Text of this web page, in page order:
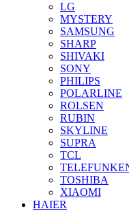
LG
MYSTERY
SAMSUNG
SHARP
SHIVAKI
SONY
PHILIPS
POLARLINE
ROLSEN
RUBIN
SKYLINE
SUPRA
TCL
TOSHIBA
XIAOMI
HAIER